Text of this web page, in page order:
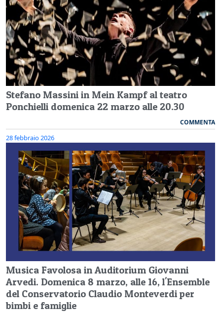
Stefano Massini in Mein Kampf al teatro
Ponchielli domenica 22 marzo alle 20.30
COMMENTA
28 febbraio 2026
Musica Favolosa in Auditorium Giovanni
Arvedi. Domenica 8 marzo, alle 16, l'Ensemble
del Conservatorio Claudio Monteverdi per
bimbi e famiglie